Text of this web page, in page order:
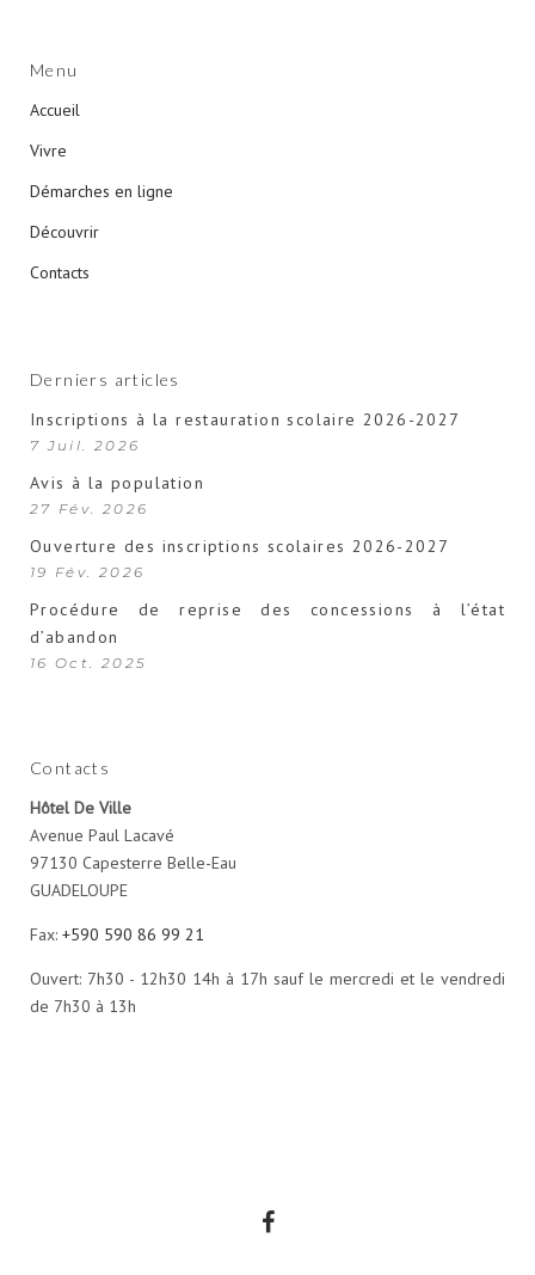
Menu
Accueil
Vivre
Démarches en ligne
Découvrir
Contacts
Derniers articles
Inscriptions à la restauration scolaire 2026-2027
7 Juil. 2026
Avis à la population
27 Fév. 2026
Ouverture des inscriptions scolaires 2026-2027
19 Fév. 2026
Procédure de reprise des concessions à l’état
d’abandon
16 Oct. 2025
Contacts
Hôtel De Ville
Avenue Paul Lacavé
97130 Capesterre Belle-Eau
GUADELOUPE
Fax: +590 590 86 99 21
Ouvert: 7h30 - 12h30 14h à 17h sauf le mercredi et le vendredi
de 7h30 à 13h